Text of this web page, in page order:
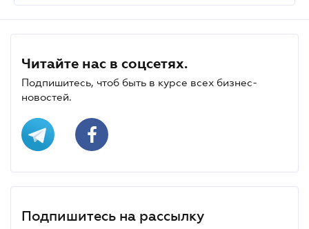
Читайте нас в соцсетях.
Подпишитесь, чтоб быть в курсе всех бизнес-
новостей.
Подпишитесь на рассылку